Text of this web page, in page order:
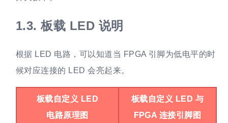
1.3.板载 LED 说明
根据 LED 电路，可以知道当 FPGA 引脚为低电平的时
候对应连接的 LED 会亮起来。
板载自定义 LED
电路原理图
板载自定义 LED 与
FPGA 连接引脚图